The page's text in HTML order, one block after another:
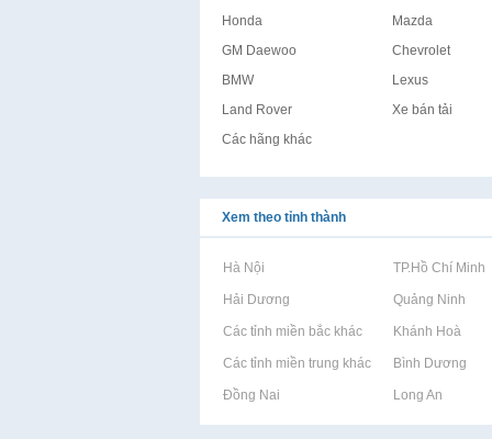
Honda
Mazda
GM Daewoo
Chevrolet
BMW
Lexus
Land Rover
Xe bán tải
Các hãng khác
Xem theo tỉnh thành
Rao vặt tại Hà Nội Rao vặt tại TP.Hồ Chí Minh
Rao vặt tại Hải Dương Rao vặt tại Quảng Ninh
Rao vặt tại Các tỉnh miền bắc khácRao vặt tại Khánh Hoà
Rao vặt tại Các tỉnh miền trung khácRao vặt tại Bình Dương
Rao vặt tại Đồng Nai Rao vặt tại Long An